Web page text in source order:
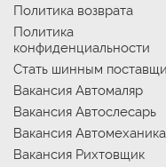
Политика возврата
Политика
конфиденциальности
Стать шинным
Вакансия Автомаляр
Вакансия Автослесарь
Вакансия Автомеханика
Вакансия Рихтовщик